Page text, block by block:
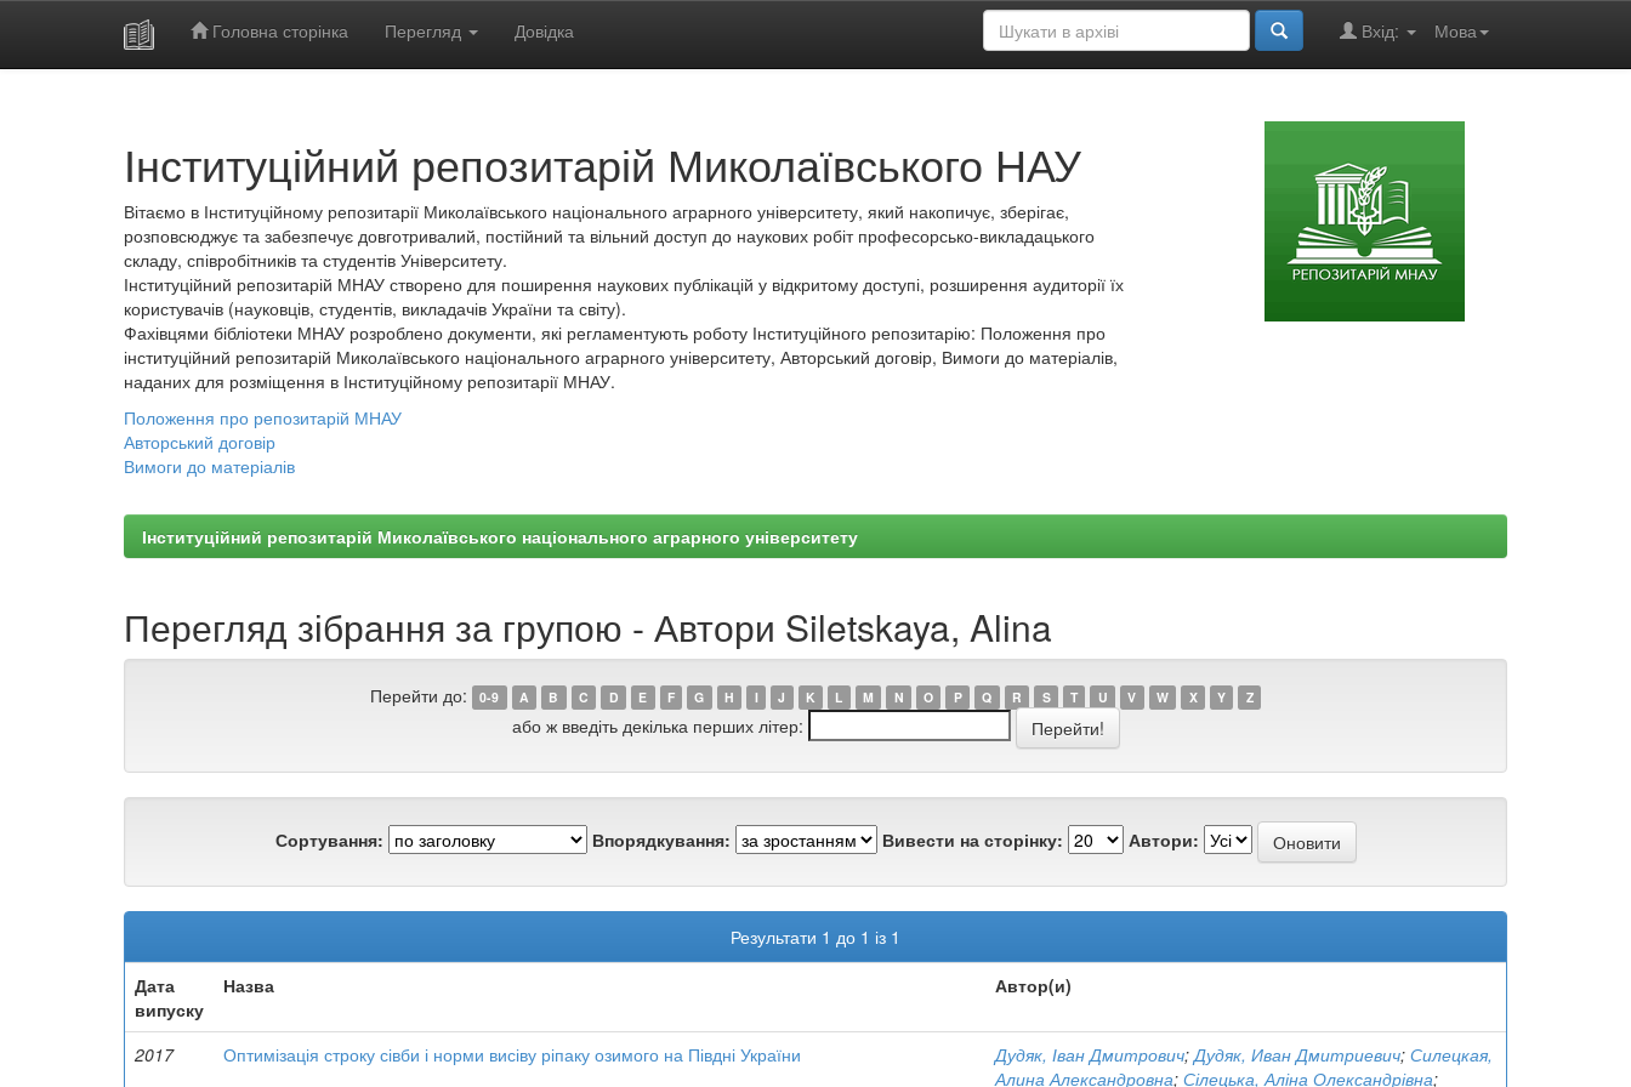
Головна сторінка Перегляд Довідка Мова
Вхід:
Інституційний репозитарій Миколаївського НАУ
Вітаємо в Інституційному репозитарії Миколаївського національного аграрного університету, який накопичує, зберігає,
розповсюджує та забезпечує довготривалий, постійний та вільний доступ до наукових робіт професорсько-викладацького
складу, співробітників та студентів Університету.
Інституційний репозитарій МНАУ створено для поширення наукових публікацій у відкритому доступі, розширення аудиторії їх
користувачів (науковців, студентів, викладачів України та світу).
Фахівцями бібліотеки МНАУ розроблено документи, які регламентують роботу Інституційного репозитарію: Положення про
інституційний репозитарій Миколаївського національного аграрного університету, Авторський договір, Вимоги до матеріалів,
наданих для розміщення в Інституційному репозитарії МНАУ.
Положення про репозитарій МНАУ
Авторський договір
Вимоги до матеріалів
Інституційний репозитарій Миколаївського національного аграрного університету
Перегляд зібрання за групою - Автори Siletskaya, Alina
Перейти до: 0-9 A B C D E F G H I J K L M N O P Q R S T U V W X Y Z
або ж введіть декілька перших літер:
Сортування: Впорядкування: Вивести на сторінку: Автори:
Результати 1 до 1 із 1
Дата
випуску
Назва Автор(и)
2017 Оптимізація строку сівби і норми висіву ріпаку озимого на Півдні України Дудяк, Іван Дмитрович;Дудяк, Иван Дмитриевич; Силецкая,
Алина Александровна; Сілецька, Аліна Олександрівна;